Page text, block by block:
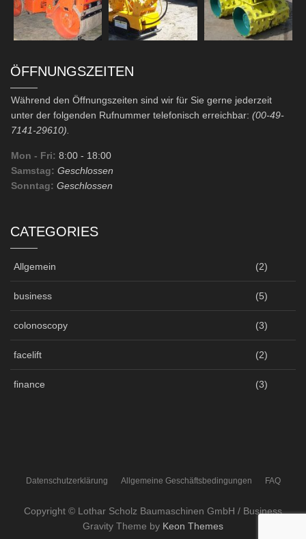
ÖFFNUNGSZEITEN
Während den Öffnungszeiten sind wir für Sie gerne jederzeit
unter der folgenden Rufnummer telefonisch erreichbar: (00-49-
7141-29610).
Mon - Fri: 8:00 - 18:00
Samstag: Geschlossen
Sonntag: Geschlossen
CATEGORIES
Allgemein (2)
business (5)
colonoscopy (3)
facelift (2)
finance (3)
Datenschutzerklärung Allgemeine Geschäftsbedingungen FAQ
Copyright © Lothar Scholz Baumaschinen GmbH / Business
Gravity Theme by Keon Themes